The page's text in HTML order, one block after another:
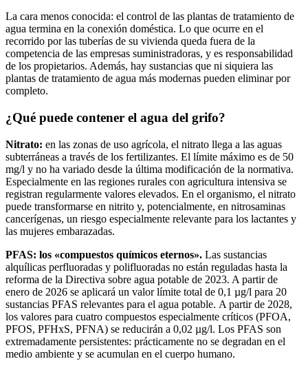
La cara menos conocida: el control de las plantas de tratamiento de
agua termina en la conexión doméstica. Lo que ocurre en el
recorrido por las tuberías de su vivienda queda fuera de la
competencia de las empresas suministradoras, y es responsabilidad
de los propietarios. Además, hay sustancias que ni siquiera las
plantas de tratamiento de agua más modernas pueden eliminar por
completo.
¿Qué puede contener el agua del grifo?
Nitrato: en las zonas de uso agrícola, el nitrato llega a las aguas
subterráneas a través de los fertilizantes. El límite máximo es de 50
mg/l y no ha variado desde la última modificación de la normativa.
Especialmente en las regiones rurales con agricultura intensiva se
registran regularmente valores elevados. En el organismo, el nitrato
puede transformarse en nitrito y, potencialmente, en nitrosaminas
cancerígenas, un riesgo especialmente relevante para los lactantes y
las mujeres embarazadas.
PFAS: los «compuestos químicos eternos». Las sustancias
alquílicas perfluoradas y polifluoradas no están reguladas hasta la
reforma de la Directiva sobre agua potable de 2023. A partir de
enero de 2026 se aplicará un valor límite total de 0,1 µg/l para 20
sustancias PFAS relevantes para el agua potable. A partir de 2028,
los valores para cuatro compuestos especialmente críticos (PFOA,
PFOS, PFHxS, PFNA) se reducirán a 0,02 µg/l. Los PFAS son
extremadamente persistentes: prácticamente no se degradan en el
medio ambiente y se acumulan en el cuerpo humano.